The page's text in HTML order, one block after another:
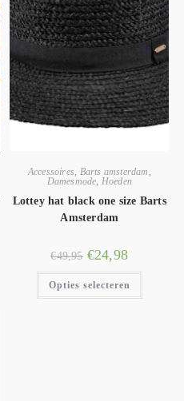
Accessoires, Barts amsterdam ,
Damesmode, Hoeden
Lottey hat black one size Barts
Amsterdam
€49,95 €24,98
Opties selecteren